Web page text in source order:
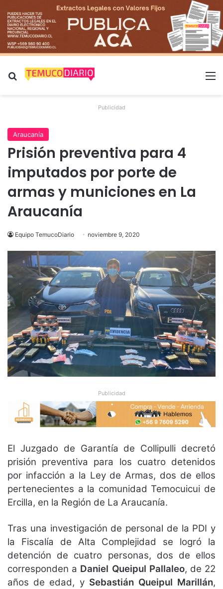
Buscar por
Publicidad
Araucanía
Prisión preventiva para 4
imputados por porte de
armas y municiones en La
Araucanía
Equipo TemucoDiario noviembre 9, 2020
Publicidad
El Juzgado de Garantía de Collipulli decretó
prisión preventiva para los cuatro detenidos
por infacción a la Ley de Armas, dos de ellos
pertenecientes a la comunidad Temocuicui de
Ercilla, en la Región de La Araucanía.
Tras una investigación de personal de la PDI y
la Fiscalía de Alta Complejidad se logró la
detención de cuatro personas, dos de ellos
corresponden a Daniel Queipul Pallaleo, de 22
años de edad, y Sebastián Queipul Marillán,